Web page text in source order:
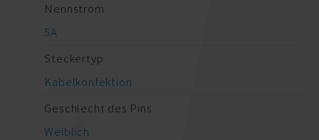
Nennstrom
5A
Steckertyp
Kabelkonfektion
Geschlecht des Pins
Weiblich